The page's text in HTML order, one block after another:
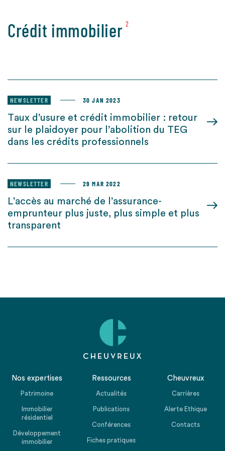
Crédit immobilier 2
NEWSLETTER 30 JAN 2023
Taux d’usure et crédit immobilier : retour
sur le plaidoyer pour l’abolition du TEG
dans les crédits professionnels
NEWSLETTER 29 MAR 2022
L’accès au marché de l’assurance-
emprunteur plus juste, plus simple et plus
transparent
Nos expertises
Patrimoine
Immobilier
résidentiel
Développement
immobilier
Ressources
Actualités
Publications
Conférences
Fiches pratiques
Cheuvreux
Carrières
Alerte Ethique
Contacts